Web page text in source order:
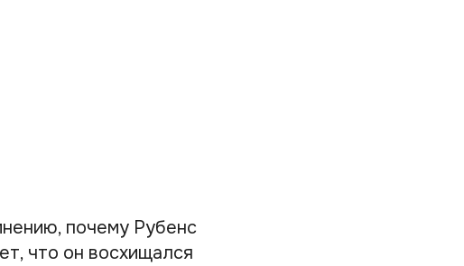
почему Рубенс
что он восхищался